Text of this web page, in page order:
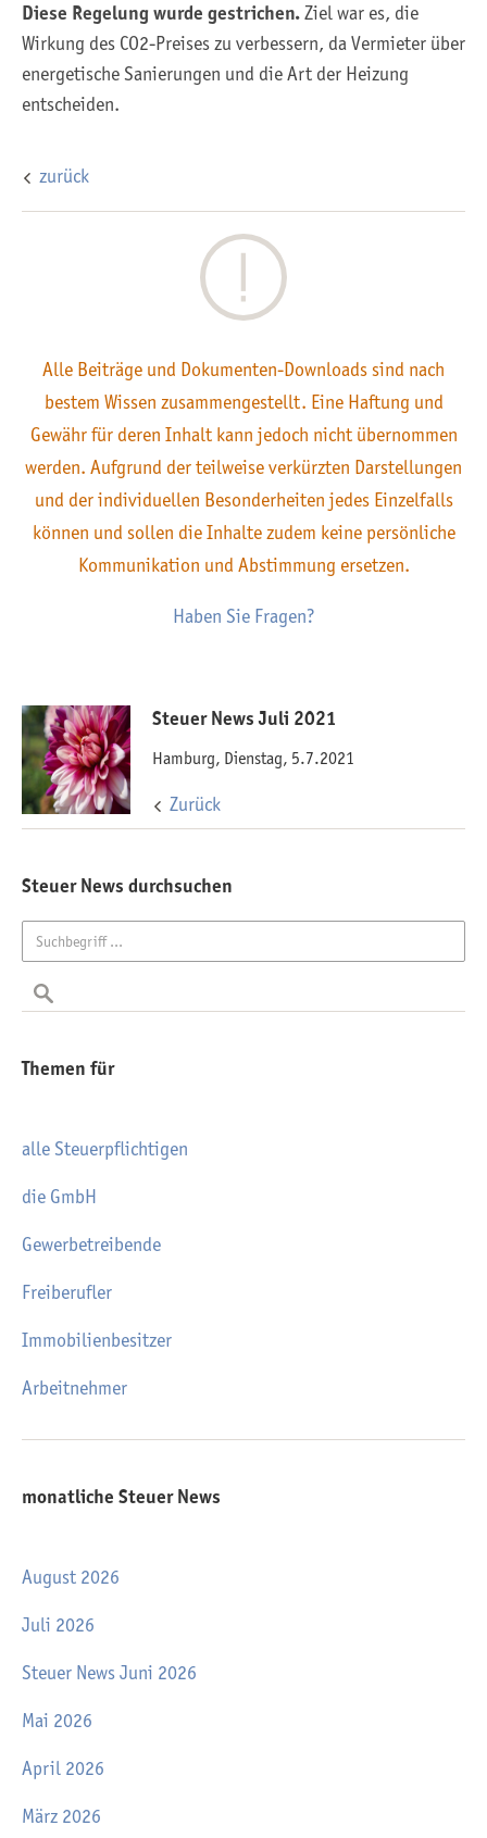
Diese Regelung wurde gestrichen.Ziel war es, die
Wirkung des CO2-Preises zu verbessern, da Vermieter über
energetische Sanierungen und die Art der Heizung
entscheiden.
zurück
Alle Beiträge und Dokumenten-Downloads sind nach
bestem Wissen zusammengestellt. Eine Haftung und
Gewähr für deren Inhalt kann jedoch nicht übernommen
werden. Aufgrund der teilweise verkürzten Darstellungen
und der individuellen Besonderheiten jedes Einzelfalls
können und sollen die Inhalte zudem keine persönliche
Kommunikation und Abstimmung ersetzen.
Haben Sie Fragen?
Steuer News Juli 2021
Hamburg, Dienstag, 5.7.2021
Zurück
Steuer News durchsuchen
Themen für
alle Steuerpflichtigen
die GmbH
Gewerbetreibende
Freiberufler
Immobilienbesitzer
Arbeitnehmer
monatliche Steuer News
August 2026
Juli 2026
Steuer News Juni 2026
Mai 2026
April 2026
März 2026